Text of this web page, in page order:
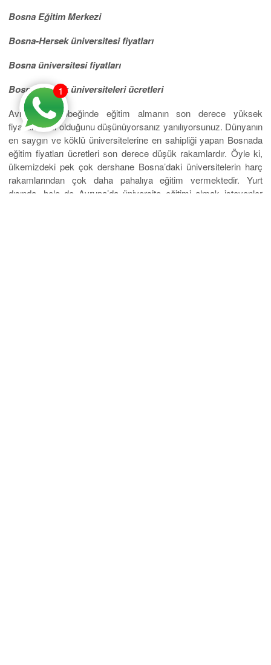
Bosna Eğitim Merkezi
Bosna-Hersek üniversitesi fiyatları
Bosna üniversitesi fiyatları
Bosna-Hersek üniversiteleri ücretleri
Avrupa’nın göbeğinde eğitim almanın son derece yüksek
fiyatlara mal olduğunu düşünüyorsanız yanılıyorsunuz. Dünyanın
en saygın ve köklü üniversitelerine en sahipliği yapan Bosnada
eğitim fiyatları ücretleri son derece düşük rakamlardır. Öyle ki,
ülkemizdeki pek çok dershane Bosna’daki üniversitelerin harç
rakamlarından çok daha pahalıya eğitim vermektedir. Yurt
dışında, hele de Avrupa’da üniversite eğitimi almak isteyenler
1